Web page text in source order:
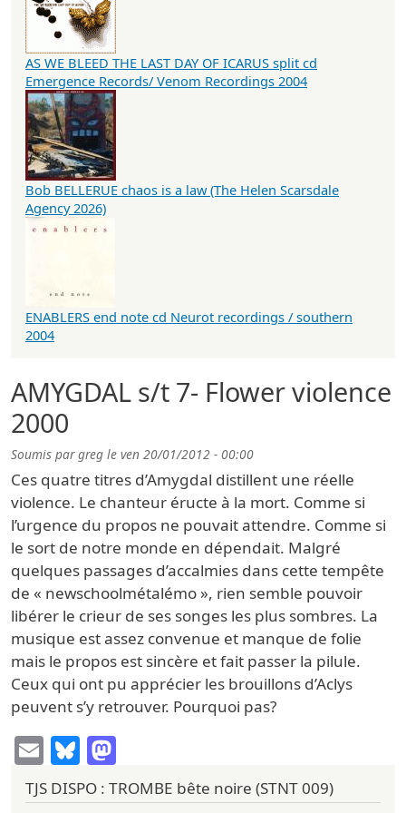
AMYGDAL s/t 7- Flower violence
2000
Soumis pargreg le ven 20/01/2012 - 00:00
Ces quatre titres d’Amygdal distillent une réelle
violence. Le chanteur éructe à la mort. Comme si
l’urgence du propos ne pouvait attendre. Comme si
le sort de notre monde en dépendait. Malgré
quelques passages d’accalmies dans cette tempête
de « newschoolmétalémo », rien semble pouvoir
libérer le crieur de ses songes les plus sombres. La
musique est assez convenue et manque de folie
mais le propos est sincère et fait passer la pilule.
Ceux qui ont pu apprécier les brouillons d’Aclys
peuvent s’y retrouver. Pourquoi pas?
EmailBluesky
AS WE BLEED THE LAST DAY OF ICARUS split cd
Emergence Records/ Venom Recordings 2004
Bob BELLERUE chaos is a law (The Helen Scarsdale
Agency 2026)
ENABLERS end note cd Neurot recordings / southern
2004
TJS DISPO : TROMBE bête noire (STNT 009)